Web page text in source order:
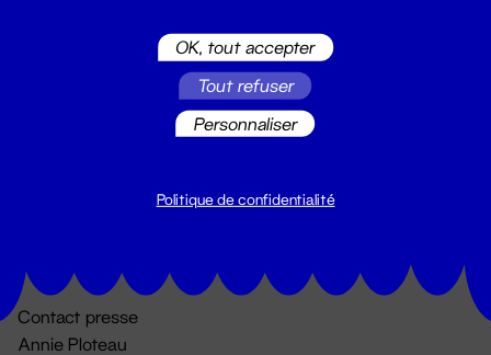
billetterie@leGrandT.fr
Du lundi au vendredi 14h → 18h
Contact presse
Annie Ploteau
OK, tout accepter
Tout refuser
Personnaliser
Politique de confidentialité